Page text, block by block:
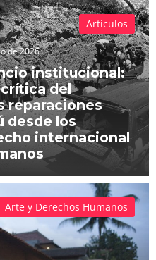
de 2026
institucional:
del
reparaciones
desde los
internacional
Artículos
Arte y Derechos Humanos